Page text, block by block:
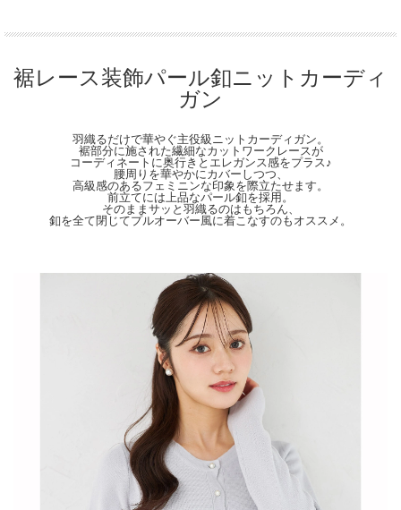
袖丈：62cm
【Color】#49 オフホワイト/#163 アイスブルー
天候によりモデル画像と物撮り画像のカラーに違いある場合、物撮り画像の方が
実際のカラーに近い状態で撮影されておりますので、そちらを参考にしてください
裾レース装飾パール釦ニットカーディ
ガン
羽織るだけで華やぐ主役級ニットカーディガン。
裾部分に施された繊細なカットワークレースが
コーディネートに奥行きとエレガンス感をプラス♪
腰周りを華やかにカバーしつつ、
高級感のあるフェミニンな印象を際立たせます。
前立てには上品なパール釦を採用。
そのままサッと羽織るのはもちろん、
釦を全て閉じてプルオーバー風に着こなすのもオススメ。